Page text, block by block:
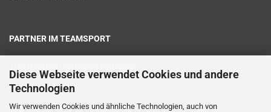
Diese Webseite verwendet Cookies und andere
Technologien
Wir verwenden Cookies und ähnliche Technologien, auch von
PARTNER IM TEAMSPORT
Textildruck vor Ort